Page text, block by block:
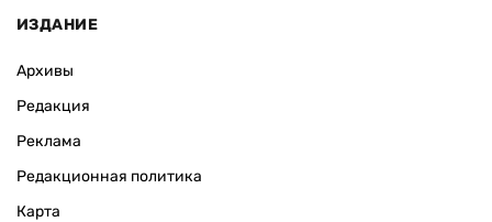
ИЗДАНИЕ
Архивы
Редакция
Реклама
Редакционная политика
Карта